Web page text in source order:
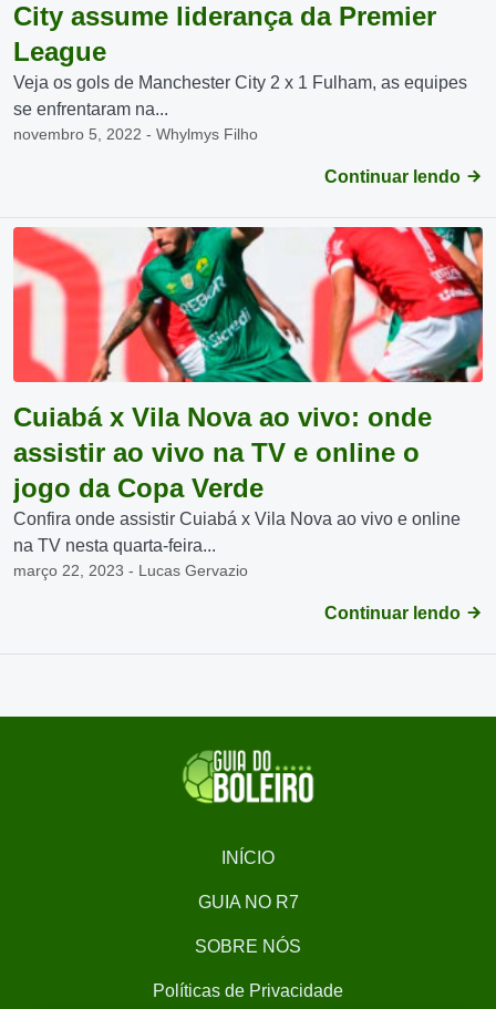
City assume liderança da Premier
League
Veja os gols de Manchester City 2 x 1 Fulham, as equipes
se enfrentaram na...
novembro 5, 2022 - Whylmys Filho
Continuar lendo
Cuiabá x Vila Nova ao vivo: onde
assistir ao vivo na TV e online o
jogo da Copa Verde
Confira onde assistir Cuiabá x Vila Nova ao vivo e online
na TV nesta quarta-feira...
março 22, 2023 - Lucas Gervazio
Continuar lendo
INÍCIO
GUIA NO R7
SOBRE NÓS
Políticas de Privacidade